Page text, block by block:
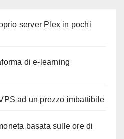
server Plex in pochi
di e-learning
ad un prezzo imbattibile
basata sulle ore di